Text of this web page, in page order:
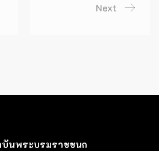
Next
นพระบรมราชชนก